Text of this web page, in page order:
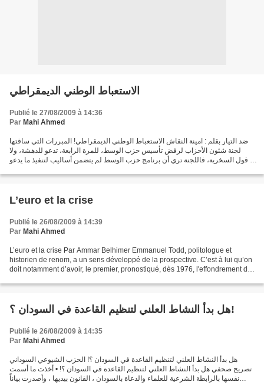
الاستعباط الوطني الديمقراطي
Publié le 27/08/2009 à 14:36
Par Mahi Ahmed
ضد التيار بقلم : امينة النقاش الاستعباط الوطني الديمقراطي! المبررات التي ساقتها
لجنة شئون الأحزاب لرفض تأسيس حزب الوسط، للمرة الرابعة، تدعو للدهشة، ولا
أقول السخرية، فاللجنة تري أن برنامج حزب الوسط لم يتضمن أساليب لتنفيذ ما يدعو
L’euro et la crise
Publié le 26/08/2009 à 14:39
Par Mahi Ahmed
L’euro et la crise Par Ammar Belhimer Emmanuel Todd, politologue et
historien de renom, a un sens développé de la prospective. C’est à lui qu’on
doit notamment d’avoir, le premier, pronostiqué, dès 1976, l'effondrement de
هل بدأ النشاط العلني لتنظيم القاعدة في السودان ؟!
Publié le 26/08/2009 à 14:35
Par Mahi Ahmed
هل بدأ النشاط العلني لتنظيم القاعدة في السودان ؟! الحزب الشيوعي السوداني
تصريح صحفي هل بدأ النشاط العلني لتنظيم القاعدة في السودان ؟! • أخذت ما أسمت
نفسها بالرابطة الشرعية للعلماء والدعاة بالسودان ، القانون بيديها ، وأصدرت بياناً